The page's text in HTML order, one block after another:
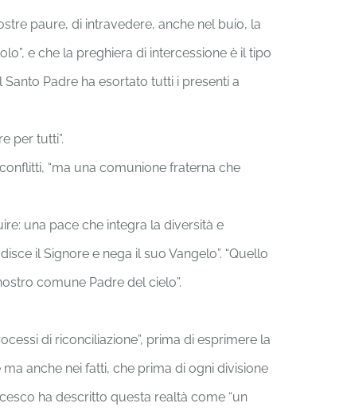
paure, di intravedere, anche nel buio, la
e che la preghiera di intercessione è il tipo
Padre ha esortato tutti i presenti a
per tutti”.
“ma una comunione fraterna che
una pace che integra la diversità e
il Signore e nega il suo Vangelo”. “Quello
comune Padre del cielo”.
di riconciliazione”, prima di esprimere la
anche nei fatti, che prima di ogni divisione
ha descritto questa realtà come “un